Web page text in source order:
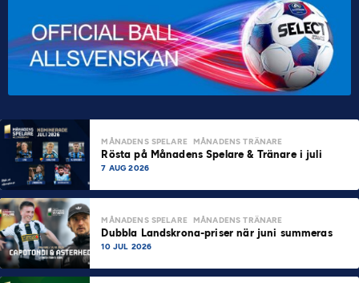
MÅNADENS SPELARE MÅNADENS TRÄNARE
Rösta på Månadens Spelare & Tränare i juli
7 AUG 2026
MÅNADENS SPELARE MÅNADENS TRÄNARE
Dubbla Landskrona-priser när juni summeras
10 JUL 2026